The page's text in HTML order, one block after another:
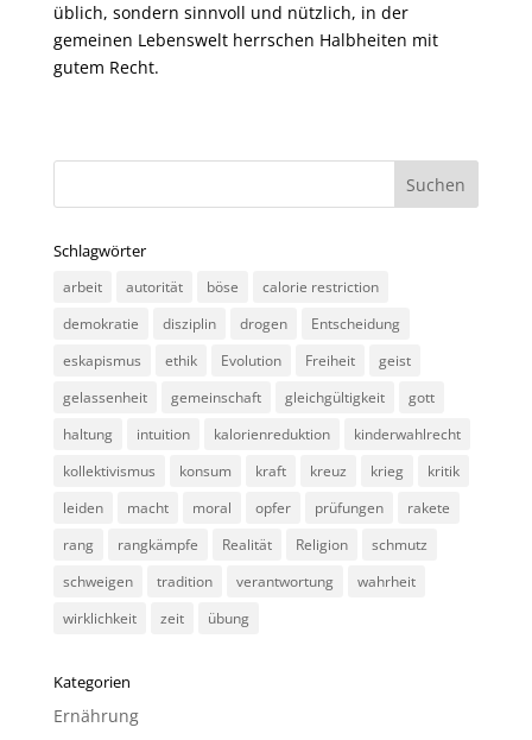
üblich, sondern sinnvoll und nützlich, in der
gemeinen Lebenswelt herrschen Halbheiten mit
gutem Recht.
Schlagwörter
arbeit autorität böse
calorie restriction
demokratie
disziplin drogen
Entscheidung
eskapismus
ethik Evolution Freiheit
geist
gelassenheit
gemeinschaft gleichgültigkeit
gott
haltung
intuition kalorienreduktion
kinderwahlrecht
kollektivismus
konsum kraft kreuz krieg
kritik
leiden
macht moral opfer prüfungen
rakete
rang
rangkämpfe Realität Religion
schmutz
schweigen
tradition verantwortung
wahrheit
wirklichkeit
zeit übung
Kategorien
Ernährung